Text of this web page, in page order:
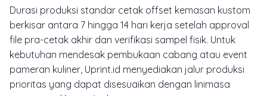
Durasi produksi standar cetak offset kemasan kustom
berkisar antara 7 hingga 14 hari kerja setelah approval
file pra-cetak akhir dan verifikasi sampel fisik. Untuk
kebutuhan mendesak pembukaan cabang atau event
pameran kuliner, Uprint.id menyediakan jalur produksi
prioritas yang dapat disesuaikan dengan linimasa